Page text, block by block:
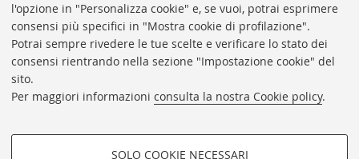
l'opzione in "Personalizza cookie" e, se vuoi, potrai esprimere
consensi più specifici in "Mostra cookie di profilazione".
Potrai sempre rivedere le tue scelte e verificare lo stato dei
consensi rientrando nella sezione "Impostazione cookie" del
sito.
Per maggiori informazioni consulta la nostra Cookie policy.
SOLO COOKIE NECESSARI
Redazione
Contatti